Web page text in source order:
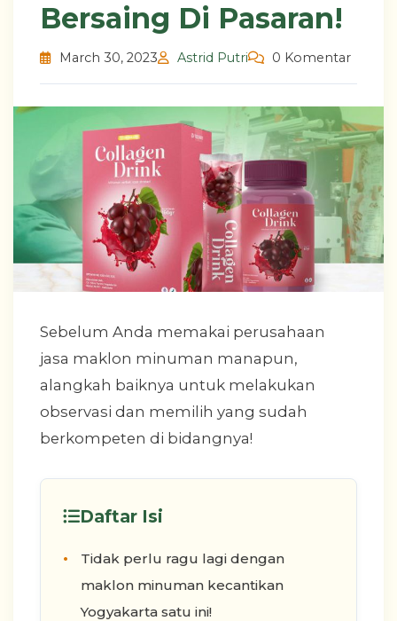
Bersaing Di Pasaran!
March 30, 2023 Astrid Putri 0 Komentar
Sebelum Anda memakai perusahaan
jasa maklon minuman manapun,
alangkah baiknya untuk melakukan
observasi dan memilih yang sudah
berkompeten di bidangnya!
Daftar Isi
Tidak perlu ragu lagi dengan
maklon minuman kecantikan
Yogyakarta satu ini!